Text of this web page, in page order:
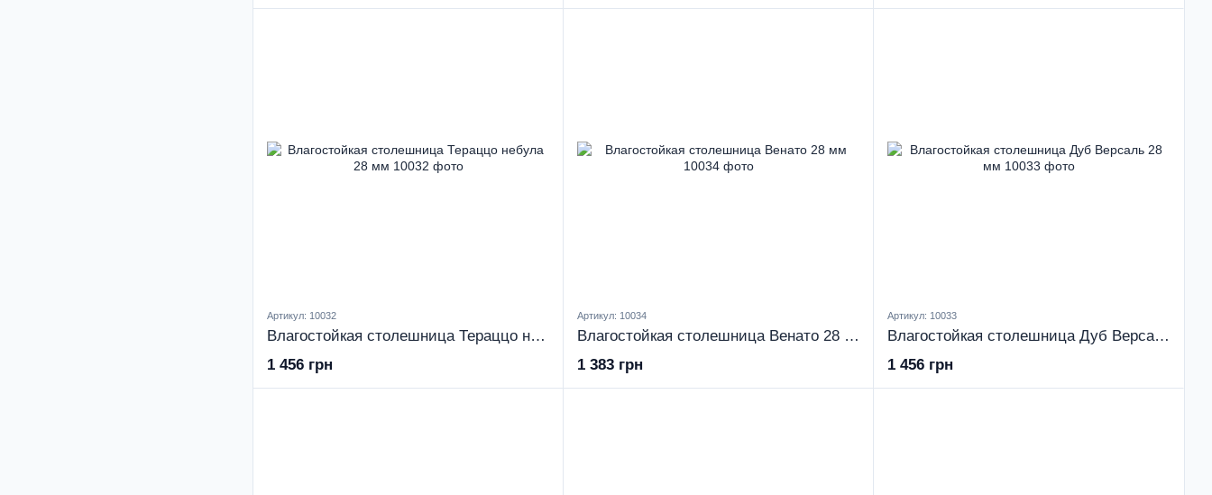
Артикул: 10032
Влагостойкая столешница Тераццо небула 28 мм
1 456 грн
Артикул: 10034
Влагостойкая столешница Венато 28 мм
1 383 грн
Артикул: 10033
Влагостойкая столешница Дуб Версаль 28 мм
1 456 грн